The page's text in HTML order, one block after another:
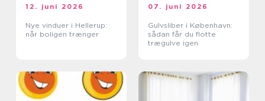
12. juni 2026
Nye vinduer i Hellerup:
når boligen trænger
07. juni 2026
Gulvsliber i København:
sådan får du flotte
trægulve igen